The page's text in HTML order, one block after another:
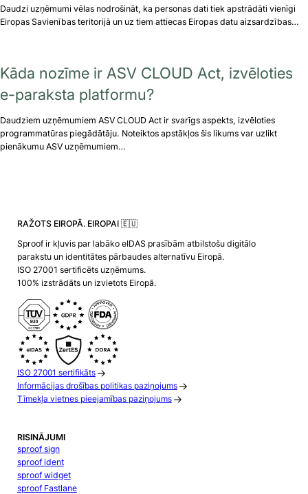
Daudzi uzņēmumi vēlas nodrošināt, ka personas dati tiek apstrādāti vienīgi
Eiropas Savienības teritorijā un uz tiem attiecas Eiropas datu aizsardzības…
Kāda nozīme ir ASV CLOUD Act, izvēloties
e-paraksta platformu?
Daudziem uzņēmumiem ASV CLOUD Act ir svarīgs aspekts, izvēloties
programmatūras piegādātāju. Noteiktos apstākļos šis likums var uzlikt
pienākumu ASV uzņēmumiem…
RAŽOTS EIROPĀ. EIROPAI 🇪🇺
Sproof ir kļuvis par labāko eIDAS prasībām atbilstošu digitālo
parakstu un identitātes pārbaudes alternatīvu Eiropā.
ISO 27001 sertificēts uzņēmums.
100% izstrādāts un izvietots Eiropā.
ISO 27001 sertifikāts
Informācijas drošības politikas paziņojums
Tīmekļa vietnes pieejamības paziņojums
RISINĀJUMI
sproof sign
sproof ident
sproof widget
sproof Fastlane